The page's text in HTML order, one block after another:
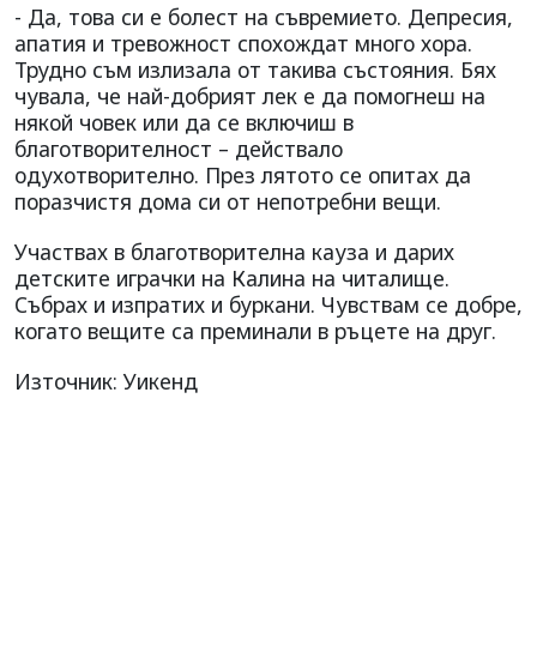
- Да, това си е болест на съвремието. Депресия,
апатия и тревожност спохождат много хора.
Трудно съм излизала от такива състояния. Бях
чувала, че най-добрият лек е да помогнеш на
някой човек или да се включиш в
благотворителност – действало
одухотворително. През лятото се опитах да
поразчистя дома си от непотребни вещи.
Участвах в благотворителна кауза и дарих
детските играчки на Калина на читалище.
Събрах и изпратих и буркани. Чувствам се добре,
когато вещите са преминали в ръцете на друг.
Източник: Уикенд